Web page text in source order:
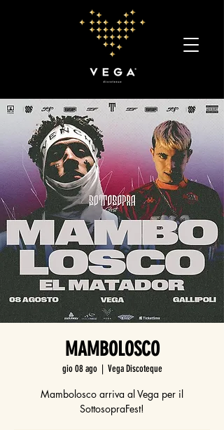
MAMBOLOSCO
gio 08 ago
  |
Vega Discoteque
Mambolosco arriva al Vega per il
SottosopraFest!